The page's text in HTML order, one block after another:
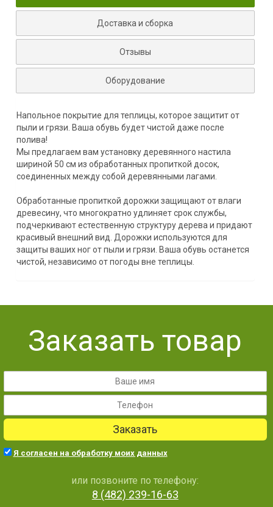
Доставка и сборка
Отзывы
Оборудование
Напольное покрытие для теплицы, которое защитит от
пыли и грязи. Ваша обувь будет чистой даже после
полива!
Мы предлагаем вам установку деревянного настила
шириной 50 см из обработанных пропиткой досок,
соединенных между собой деревянными лагами.
Обработанные пропиткой дорожки защищают от влаги
древесину, что многократно удлиняет срок службы,
подчеркивают естественную структуру дерева и придают
красивый внешний вид. Дорожки используются для
защиты ваших ног от пыли и грязи. Ваша обувь останется
чистой, независимо от погоды вне теплицы.
Заказать товар
Заказать
Я согласен на обработку моих данных
или позвоните по телефону:
8 (482) 239-16-63